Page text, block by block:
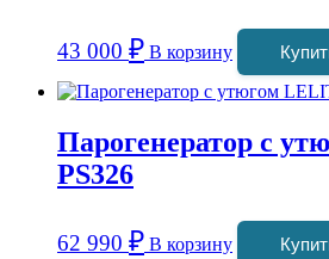
43 000 ₽ В корзину
Парогенератор с
PS326
62 990 ₽ В корзину